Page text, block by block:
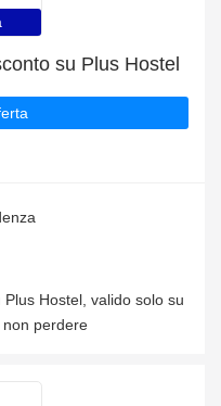
su Plus Hostel
Hostel, valido solo su
non perdere